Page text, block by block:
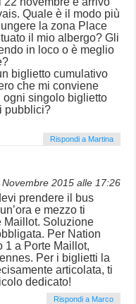
Quale è il modo più
la zona Place
il mio albergo? Gli
in loco o è meglio
biglietto cumulativo
che mi conviene
ogni singolo biglietto
pubblici?
Rispondi a Martina
Novembre 2015 alle 17:26
prendere il bus
e mezzo ti
Maillot. Soluzione
Per Nation
1 a Porte Maillot,
Per i biglietti la
articolata, ti
dedicato!
Rispondi a Marco